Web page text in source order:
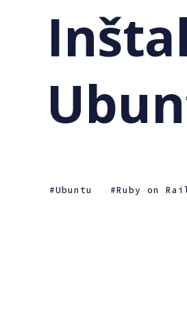
Ubuntu Ruby on